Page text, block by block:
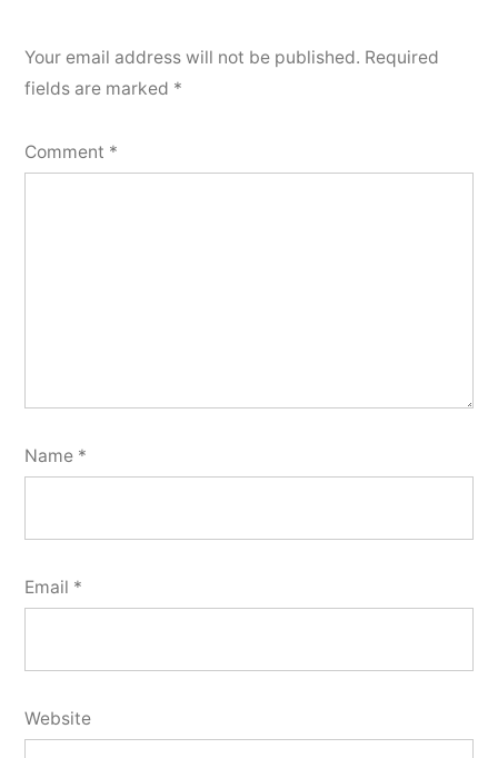
Your email address will not be published. Required
fields are marked *
Comment *
Name *
Email *
Website